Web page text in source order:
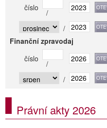
číslo
/
/
Finanční zpravodaj
číslo
/
/
Právní akty 2026